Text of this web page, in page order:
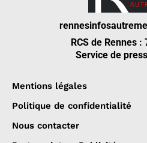
RCS de Rennes :
Service de
Mentions légales
Politique de confidentialité
Nous contacter